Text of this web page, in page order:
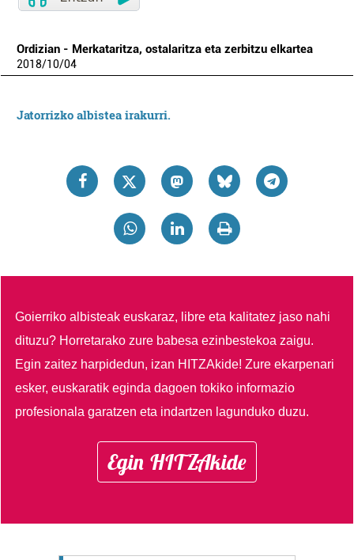
Ordizian - Merkataritza, ostalaritza eta zerbitzu elkartea
2018/10/04
Jatorrizko albistea irakurri.
Goierriko albisteak euskaraz, libre eta kalitatez jaso nahi
dituzu? Horretarako zure babesa ezinbestekoa zaigu.
Egin zaitez harpidedun, izan HITZAkide!Zure ekarpenari
esker, euskaratik eginda dagoen tokiko informazio
profesionala garatzen eta indartzen lagunduko duzu.
Egin HITZAkide